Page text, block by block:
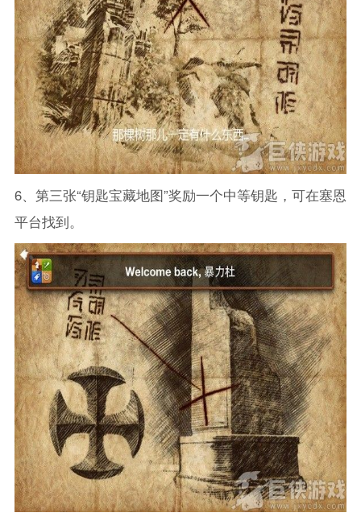
6、第三张“钥匙宝藏地图”奖励一个中等钥匙，可在塞恩
平台找到。